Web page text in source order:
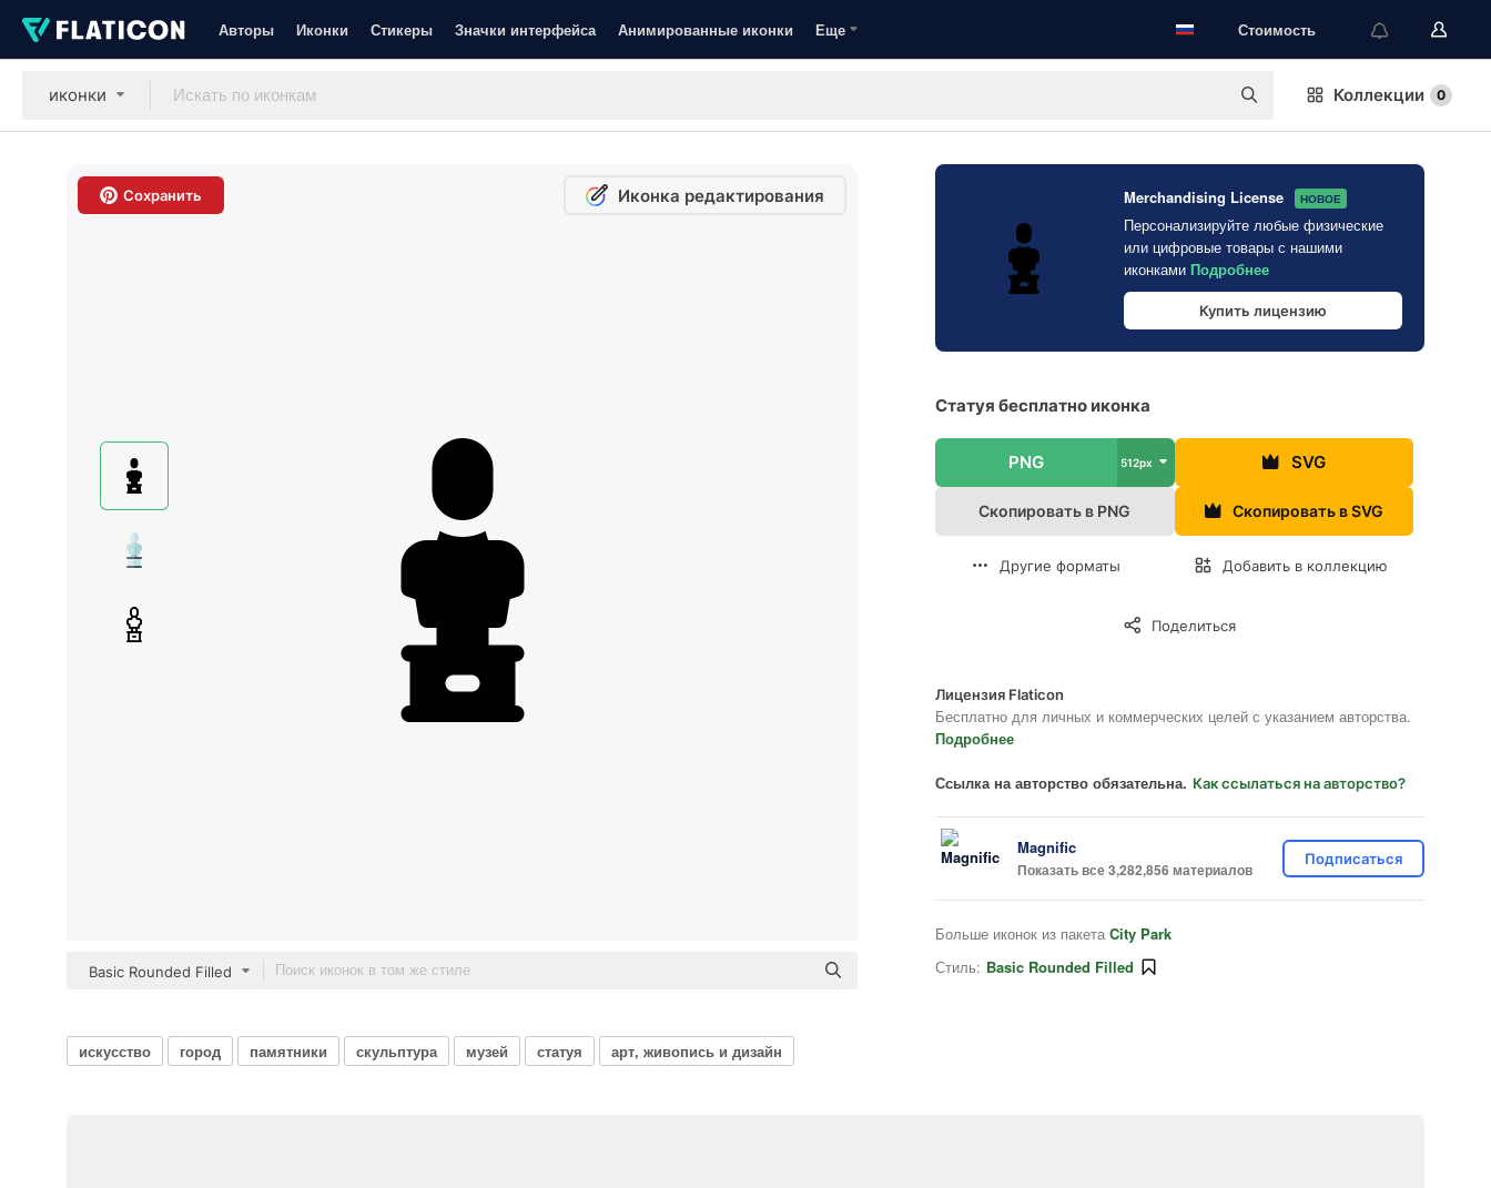
Авторы Иконки Стикеры Значки интерфейса Анимированные иконки Еще Стоимость
иконки Коллекции 0
Сохранить Иконка редактирования
Basic Rounded Filled
Merchandising License НОВОЕ
Персонализируйте любые физические
или цифровые товары с нашими
иконками Подробнее
Купить лицензию
Статуя бесплатно иконка
PNG 512px SVG
Скопировать в PNG Скопировать в SVG
Другие форматы Добавить в коллекцию
Поделиться
Лицензия Flaticon
Бесплатно для личных и коммерческих целей с указанием авторства.
Подробнее
Ссылка на авторство обязательна. Как ссылаться на авторство?
Magnific
Показать все 3,282,856 материалов
Подписаться
Больше иконок из пакета City Park
Стиль: Basic Rounded Filled
искусство город памятники скульптура музей статуя арт, живопись и дизайн